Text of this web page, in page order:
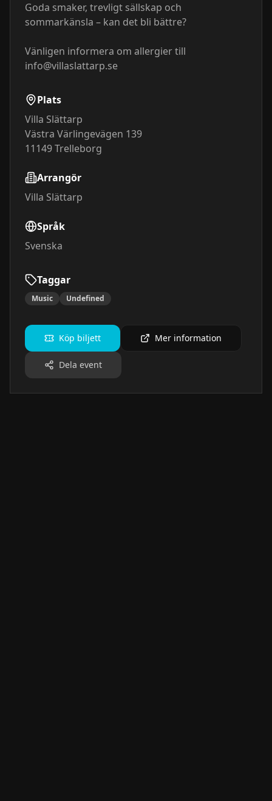
Goda smaker, trevligt sällskap och
sommarkänsla – kan det bli bättre?
Vänligen informera om allergier till
info@villaslattarp.se
Plats
Villa Slättarp
Västra Värlingevägen 139
11149Trelleborg
Arrangör
Villa Slättarp
Språk
Svenska
Taggar
Music Undefined
Köp biljett Mer information
Dela event